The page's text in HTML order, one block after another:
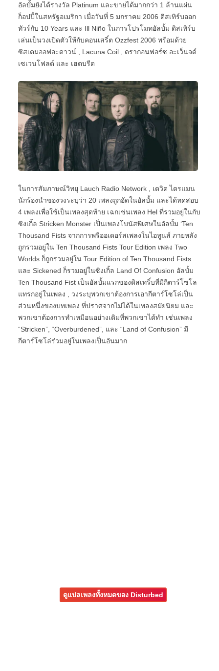
อัลบั้มยังได้รางวัล Platinum และขายได้มากกว่า 1 ล้านแผ่น
ก็อปปี้ในสหรัฐอเมริกา เมื่อวันที่ 5 มกราคม 2006 ดิสเทิร์บออก
ทัวร์กับ 10 Years และ Ill Niño ในการโปรโมทอัลบั้ม ดิสเทิร์บ
เล่นเป็นวงเปิดตัวให้กับคอนเสริ์ต Ozzfest 2006 พร้อมด้วย
ซิสเตมออฟอะดาวน์ , Lacuna Coil , ดรากอนฟอร์ซ อะเว็นจด์
เซเวนโฟลด์ และ เฮตบรีด
ในการสัมภาษณ์วิทยุ Lauch Radio Network , เดวิด ไดรแมน
นักร้องนำของวงระบุว่า 20 เพลงถูกอัดในอัลบั้ม และได้ทดสอบ
4 เพลงเพื่อใช้เป็นเพลงสุดท้าย เฉกเช่นเพลง Hel ที่รวมอยู่ในกับ
ซิงเกิ้ล Stricken Monster เป็นเพลงโบนัสพิเศษในอัลบั้ม ‘Ten
Thousand Fists จากการพรีออเดอร์สเพลงในไอทูนส์ ภายหลัง
ถูกรวมอยู่ใน Ten Thousand Fists Tour Edition เพลง Two
Worlds ก็ถูกรวมอยู่ใน Tour Edition of Ten Thousand Fists
และ Sickened ก็รวมอยู่ในซิงเกิ้ล Land Of Confusion อัลบั้ม
Ten Thousand Fist เป็นอัลบั้มแรกของดิสเทริ์บที่มีกีตาร์โซโล
แทรกอยู่ในเพลง , วงระบุพวกเขาต้องการเอากีตาร์โซโล่เป็น
ส่วนหนึ่งของบทเพลง ที่ปราศจากไม่ได้ในเพลงสมัยนิยม และ
พวกเขาต้องการทำเหมือนอย่างเดิมที่พวกเขาได้ทำ เช่นเพลง
“Stricken”, “Overburdened”, และ “Land of Confusion” มี
กีตาร์โซโล่ร่วมอยู่ในเพลงเป็นอันมาก
ดูแปลเพลงทั้งหมดของ Disturbed